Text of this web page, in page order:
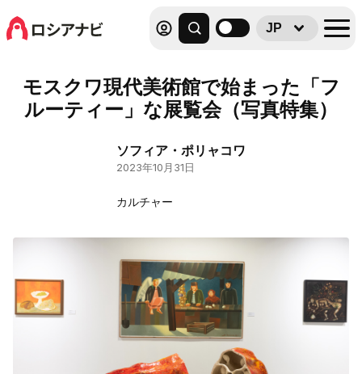
JP
モスクワ現代美術館で始まった「フ
ルーティー」な展覧会（写真特集）
ソフィア・ポリャコワ
2023年10月31日
カルチャー